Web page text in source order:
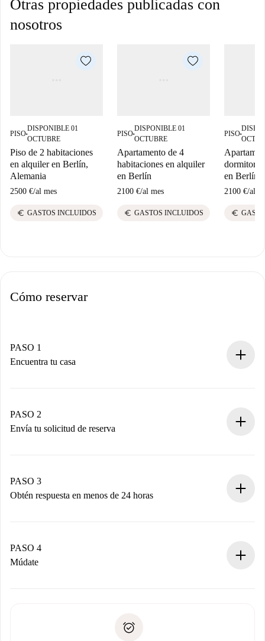
Otras propiedades publicadas con
nosotros
PISO■
DISPONIBLE 01
OCTUBRE
Piso de 2 habitaciones
en alquiler en Berlín,
Alemania
2500 €/al mes
euro GASTOS INCLUIDOS
PISO■
DISPONIBLE 01
OCTUBRE
Apartamento de 4
habitaciones en alquiler
en Berlín
2100 €/al mes
euro GASTOS INCLUIDOS
PISO■
en Berlín
2100 €/al
euro
Cómo reservar
PASO 1
Encuentra tu casa
Tienes toda la información necesaria por adelantado.
PASO 2
Envía tu solicitud de reserva
propietario acepte.
PASO 3
Obtén respuesta en menos de 24 horas
contacto con el propietario.
Si es rechazada: No te haremos ningún cargo y te
Prueba de solvencia
PASO 4
Múdate
no nos comunicas ningún problema.